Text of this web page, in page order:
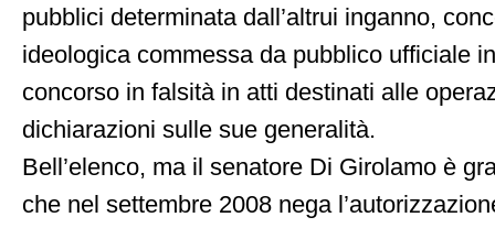
pubblici determinata dall’altrui inganno,
ideologica commessa da pubblico ufficiale
concorso in falsità in atti destinati alle
dichiarazioni sulle sue generalità.
Bell’elenco, ma il senatore Di Girolamo è
che nel settembre 2008 nega